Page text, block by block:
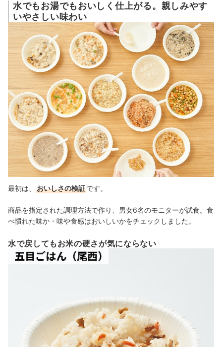
水でもお湯でもおいしく仕上がる。親しみやす
いやさしい味わい
最初は、 おいしさの検証です。
商品を指定された調理方法で作り、男女6名のモニターが試食。食
べ慣れた味か・味や食感はおいしいかをチェックしました。
水で戻してもお米の硬さが気にならない